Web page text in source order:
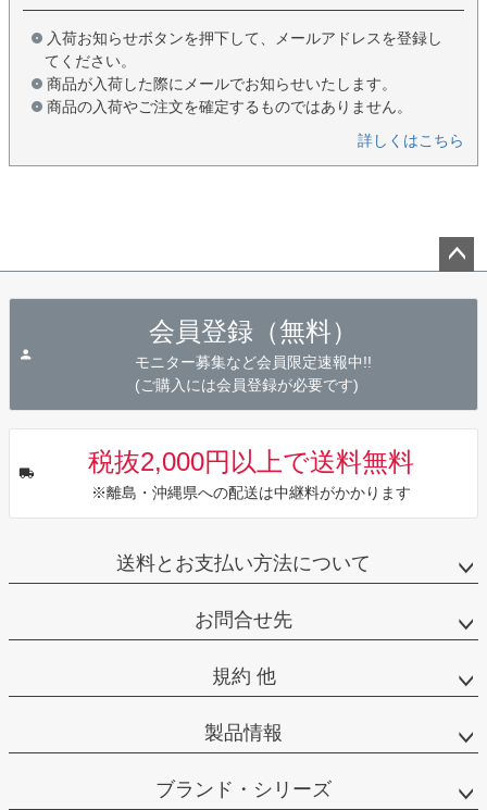
入荷お知らせボタンを押下して、メールアドレスを登録し
てください。
商品が入荷した際にメールでお知らせいたします。
商品の入荷やご注文を確定するものではありません。
詳しくはこちら
会員登録（無料）
モニター募集など会員限定速報中!!
(ご購入には会員登録が必要です)
税抜2,000円以上で送料無料
※離島・沖縄県への配送は中継料がかかります
送料とお支払い方法について
お問合せ先
規約 他
製品情報
ブランド・シリーズ